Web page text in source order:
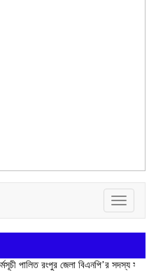
Toggle
রংপুর জেলা বিএনপি’র সদস্য সচিব আনিসুর